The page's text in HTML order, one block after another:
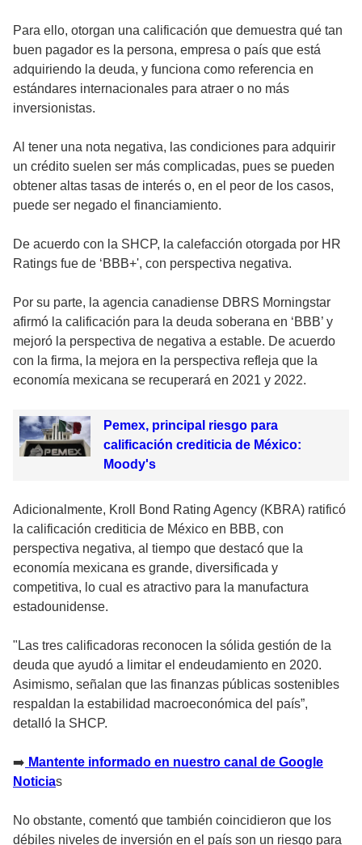
Para ello, otorgan una calificación que demuestra qué tan
buen pagador es la persona, empresa o país que está
adquiriendo la deuda, y funciona como referencia en
estándares internacionales para atraer o no más
inversionistas.
Al tener una nota negativa, las condiciones para adquirir
un crédito suelen ser más complicadas, pues se pueden
obtener altas tasas de interés o, en el peor de los casos,
puede ser negado el financiamiento.
De acuerdo con la SHCP, la calefacción otorgada por HR
Ratings fue de ‘BBB+', con perspectiva negativa.
Por su parte, la agencia canadiense DBRS Morningstar
afirmó la calificación para la deuda soberana en ‘BBB’ y
mejoró la perspectiva de negativa a estable. De acuerdo
con la firma, la mejora en la perspectiva refleja que la
economía mexicana se recuperará en 2021 y 2022.
Pemex, principal riesgo para
calificación crediticia de México:
Moody's
Adicionalmente, Kroll Bond Rating Agency (KBRA) ratificó
la calificación crediticia de México en BBB, con
perspectiva negativa, al tiempo que destacó que la
economía mexicana es grande, diversificada y
competitiva, lo cual es atractivo para la manufactura
estadounidense.
"Las tres calificadoras reconocen la sólida gestión de la
deuda que ayudó a limitar el endeudamiento en 2020.
Asimismo, señalan que las finanzas públicas sostenibles
respaldan la estabilidad macroeconómica del país”,
detalló la SHCP.
➡️ Mantente informado en nuestro canal de Google
Noticias
No obstante, comentó que también coincidieron que los
débiles niveles de inversión en el país son un riesgo para